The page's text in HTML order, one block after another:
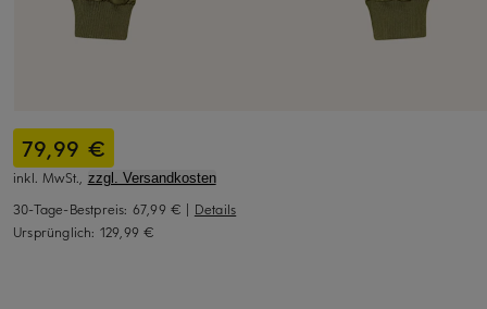
79,99 €
inkl. MwSt., zzgl. Versandkosten
30-Tage-Bestpreis: 67,99 € | Details
Ursprünglich: 129,99 €